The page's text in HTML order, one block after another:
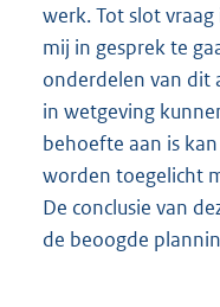
werk. Tot slot
mij in gesprek te
onderdelen van dit
in wetgeving
behoefte aan is
worden toegelicht
De conclusie van
de beoogde